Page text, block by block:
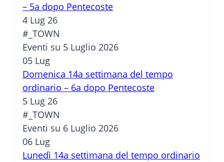
– 5a dopo Pentecoste
4 Lug 26
#_TOWN
Eventi su 5 Luglio 2026
05 Lug
Domenica 14a settimana del tempo
ordinario – 6a dopo Pentecoste
5 Lug 26
#_TOWN
Eventi su 6 Luglio 2026
06 Lug
Lunedì 14a settimana del tempo ordinario